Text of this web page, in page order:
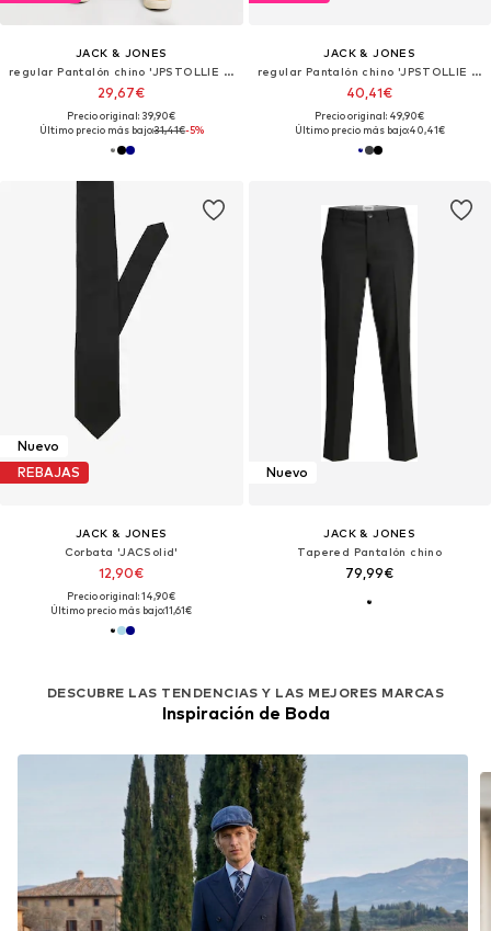
JACK & JONES
regular Pantalón chino 'JPSTOLLIE DEVON'
29,67€
Precio original: 39,90€
Último precio más bajo:31,41€-5%
JACK & JONES
regular Pantalón chino 'JPSTOLLIE DEVON'
40,41€
Precio original: 49,90€
Último precio más bajo:40,41€
Nuevo
REBAJAS
JACK & JONES
Corbata 'JACSolid'
12,90€
Precio original: 14,90€
Último precio más bajo:11,61€
DESCUBRE LAS TENDENCIAS Y LAS MEJORES MARCAS
Inspiración de Boda
Nuevo
JACK & JONES
Tapered Pantalón chino
79,99€